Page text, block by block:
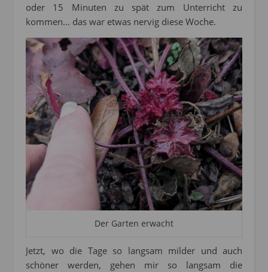
oder 15 Minuten zu spät zum Unterricht zu
kommen… das war etwas nervig diese Woche.
Der Garten erwacht
Jetzt, wo die Tage so langsam milder und auch
schöner werden, gehen mir so langsam die